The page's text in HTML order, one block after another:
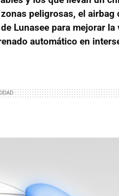
peligrosas, el airbag
Lunasee para mejorar
automático en